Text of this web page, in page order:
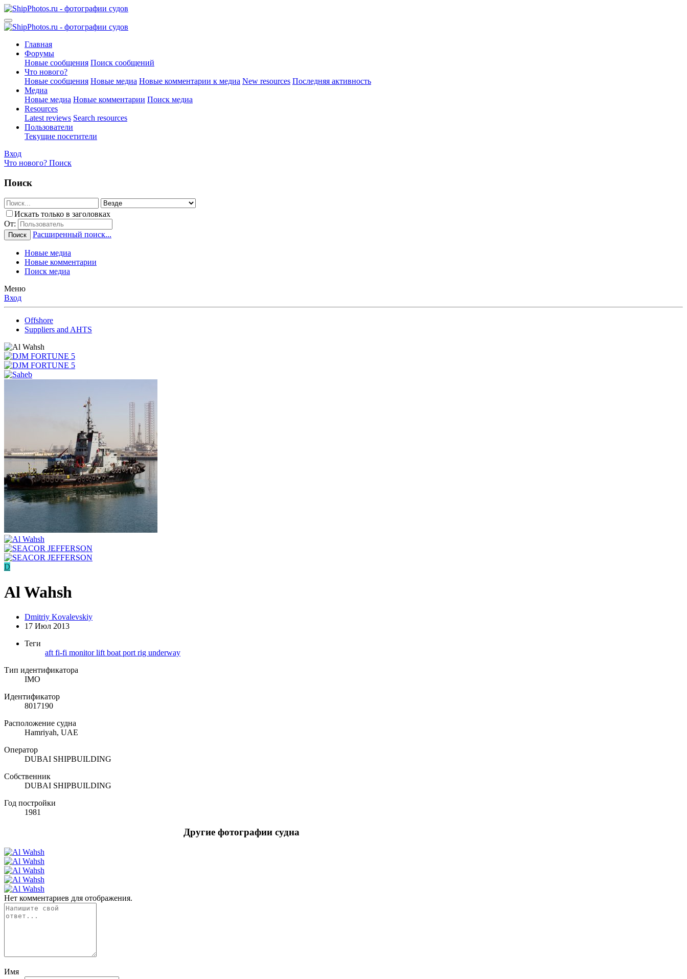
Главная
Форумы
Новые сообщения Поиск сообщений
Что нового?
Новые сообщения Новые медиа Новые комментарии к медиа New resources Последняя активность
Медиа
Новые медиа Новые комментарии Поиск медиа
Resources
Latest reviews Search resources
Пользователи
Текущие посетители
Вход
Что нового? Поиск
Поиск
Искать только в заголовках
От:
Поиск Расширенный поиск...
Новые медиа
Новые комментарии
Поиск медиа
Меню
Вход
Offshore
Suppliers and AHTS
D
Al Wahsh
Dmitriy Kovalevskiy
17 Июл 2013
Теги
aft fi-fi monitorlift boat port rig underway
Тип идентификатора
IMO
Идентификатор
8017190
Расположение судна
Hamriyah, UAE
Оператор
DUBAI SHIPBUILDING
Собственник
DUBAI SHIPBUILDING
Год постройки
1981
Другие фотографии судна
Нет комментариев для отображения.
Имя